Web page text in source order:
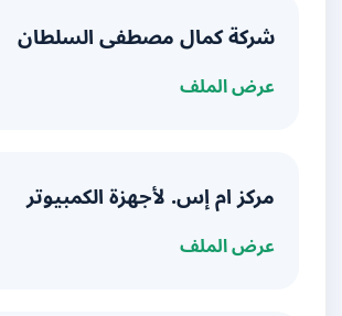
شركة كمال مصطفى السلطان
عرض الملف
مركز ام إس. لأجهزة الكمبيوتر
عرض الملف